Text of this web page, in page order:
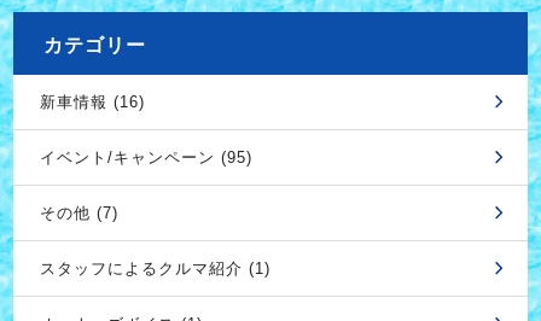
カテゴリー
新車情報 (16)
イベント/キャンペーン (95)
その他 (7)
スタッフによるクルマ紹介 (1)